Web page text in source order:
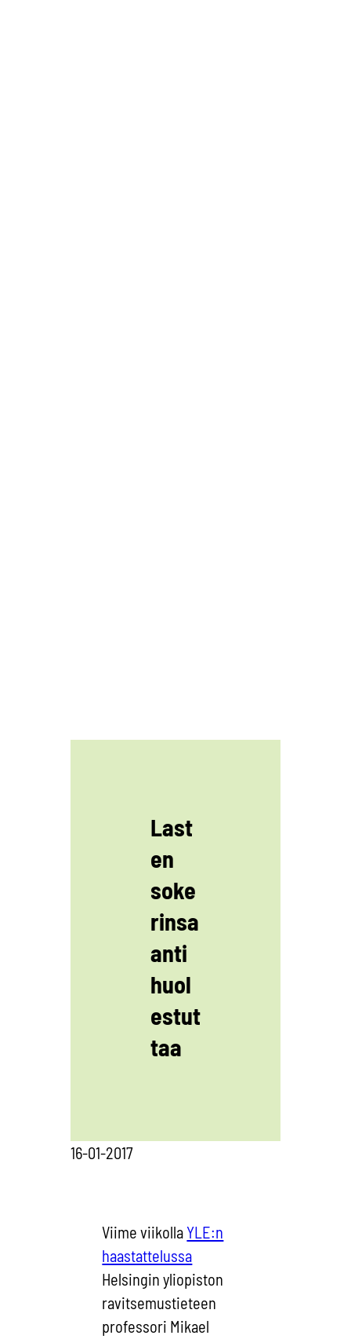
Last
en
soke
rinsa
anti
huol
estut
taa
16-01-2017
Viime viikollaYLE:n
haastattelussa
Helsingin yliopiston
ravitsemustieteen
professori Mikael